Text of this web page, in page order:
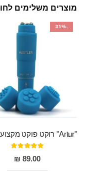
מוצרים משלימים
-31%
דירוג:
95%
89.00 ₪